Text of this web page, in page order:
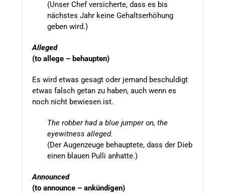
(Unser Chef versicherte, dass es bis
nächstes Jahr keine Gehaltserhöhung
geben wird.)
Alleged
(to allege – behaupten)
Es wird etwas gesagt oder jemand beschuldigt
etwas falsch getan zu haben, auch wenn es
noch nicht bewiesen ist.
The robber had a blue jumper on, the
eyewitness alleged.
(Der Augenzeuge behauptete, dass der Dieb
einen blauen Pulli anhatte.)
Announced
(to announce – ankündigen)